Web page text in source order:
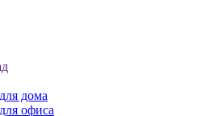
дома
офиса